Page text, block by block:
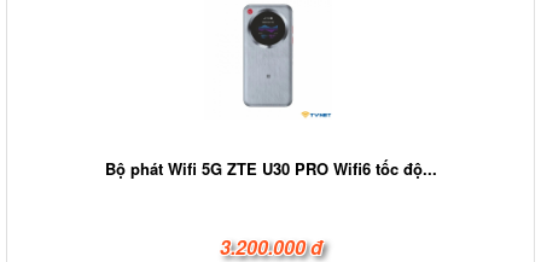
Bộ phát Wifi 5G ZTE U30 PRO Wifi6 tốc độ...
3.200.000 đ